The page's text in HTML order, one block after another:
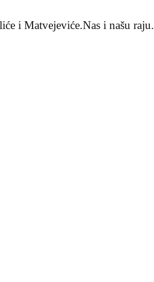
i Matvejeviće.Nas i našu raju.